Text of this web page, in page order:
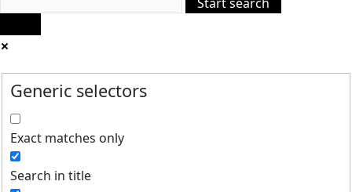
Generic selectors
Exact matches only
Search in title